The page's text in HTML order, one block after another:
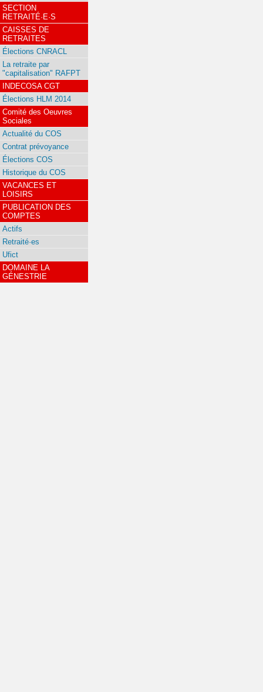
SECTION
RETRAITÉ·E·S
CAISSES DE
RETRAITES
Élections CNRACL
La retraite par
"capitalisation" RAFPT
INDECOSA CGT
Élections HLM 2014
Comité des Oeuvres
Sociales
Actualité du COS
Contrat prévoyance
Élections COS
Historique du COS
VACANCES ET
LOISIRS
PUBLICATION DES
COMPTES
Actifs
Retraité·es
Ufict
DOMAINE LA
GÉNESTRIE